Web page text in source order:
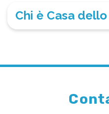
Chi è Casa